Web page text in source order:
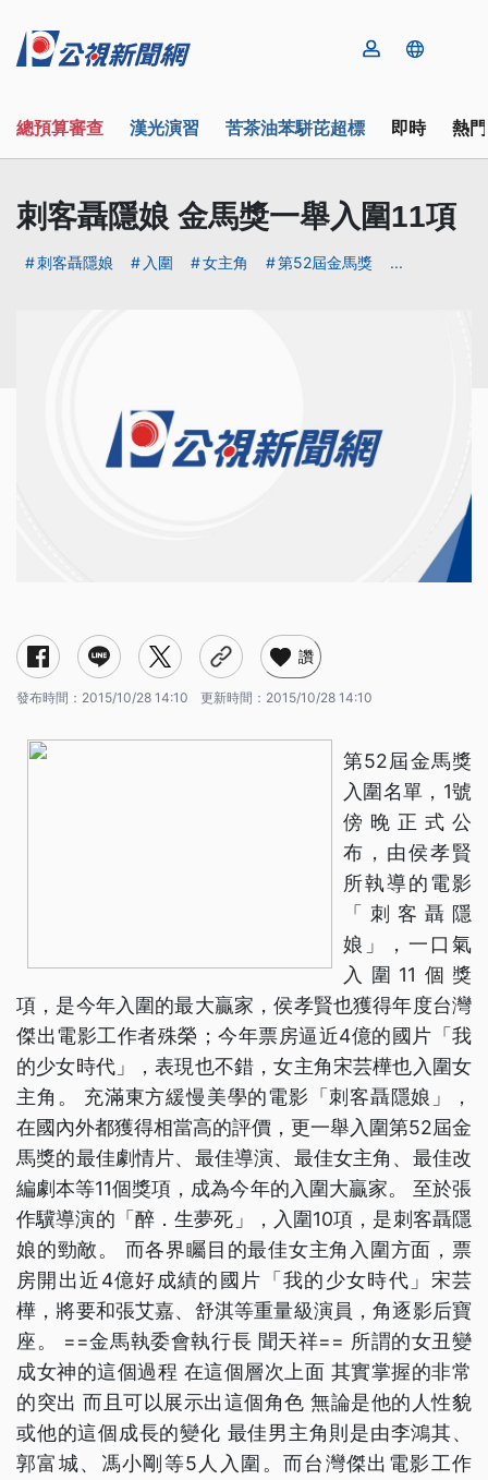
總預算審查 漢光演習 苦茶油苯駢芘超標 即時 熱
刺客聶隱娘 金馬獎一舉入圍11項
刺客聶隱娘 入圍 女主角 第52屆金馬獎 ...
讚
發布時間： 2015/10/28 14:10 更新時間： 2015/10/28 14:10
第52屆金馬獎
入圍名單，1號
傍晚正式公
布，由侯孝賢
所執導的電影
「刺客聶隱
娘」，一口氣
入圍11個獎
項，是今年入圍的最大贏家，侯孝賢也獲得年度台灣
傑出電影工作者殊榮；今年票房逼近4億的國片「我
的少女時代」，表現也不錯，女主角宋芸樺也入圍女
主角。 充滿東方緩慢美學的電影「刺客聶隱娘」，
在國內外都獲得相當高的評價，更一舉入圍第52屆金
馬獎的最佳劇情片、最佳導演、最佳女主角、最佳改
編劇本等11個獎項，成為今年的入圍大贏家。 至於張
作驥導演的「醉．生夢死」，入圍10項，是刺客聶隱
娘的勁敵。 而各界矚目的最佳女主角入圍方面，票
房開出近4億好成績的國片「我的少女時代」宋芸
樺，將要和張艾嘉、舒淇等重量級演員，角逐影后寶
座。 ==金馬執委會執行長 聞天祥== 所謂的女丑變
成女神的這個過程 在這個層次上面 其實掌握的非常
的突出 而且可以展示出這個角色 無論是他的人性貌
或他的這個成長的變化 最佳男主角則是由李鴻其、
郭富城、馮小剛等5人入圍。而台灣傑出電影工作